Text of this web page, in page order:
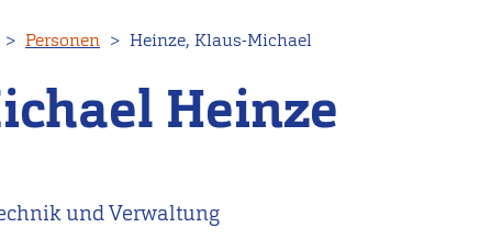
Personen Heinze, Klaus-Michael
Heinze
und Verwaltung